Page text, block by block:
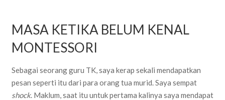
MASA KETIKA BELUM KENAL
MONTESSORI
Sebagai seorang guru TK, saya kerap sekali mendapatkan
pesan seperti itu dari para orang tua murid. Saya sempat
shock. Maklum, saat itu untuk pertama kalinya saya mendapat